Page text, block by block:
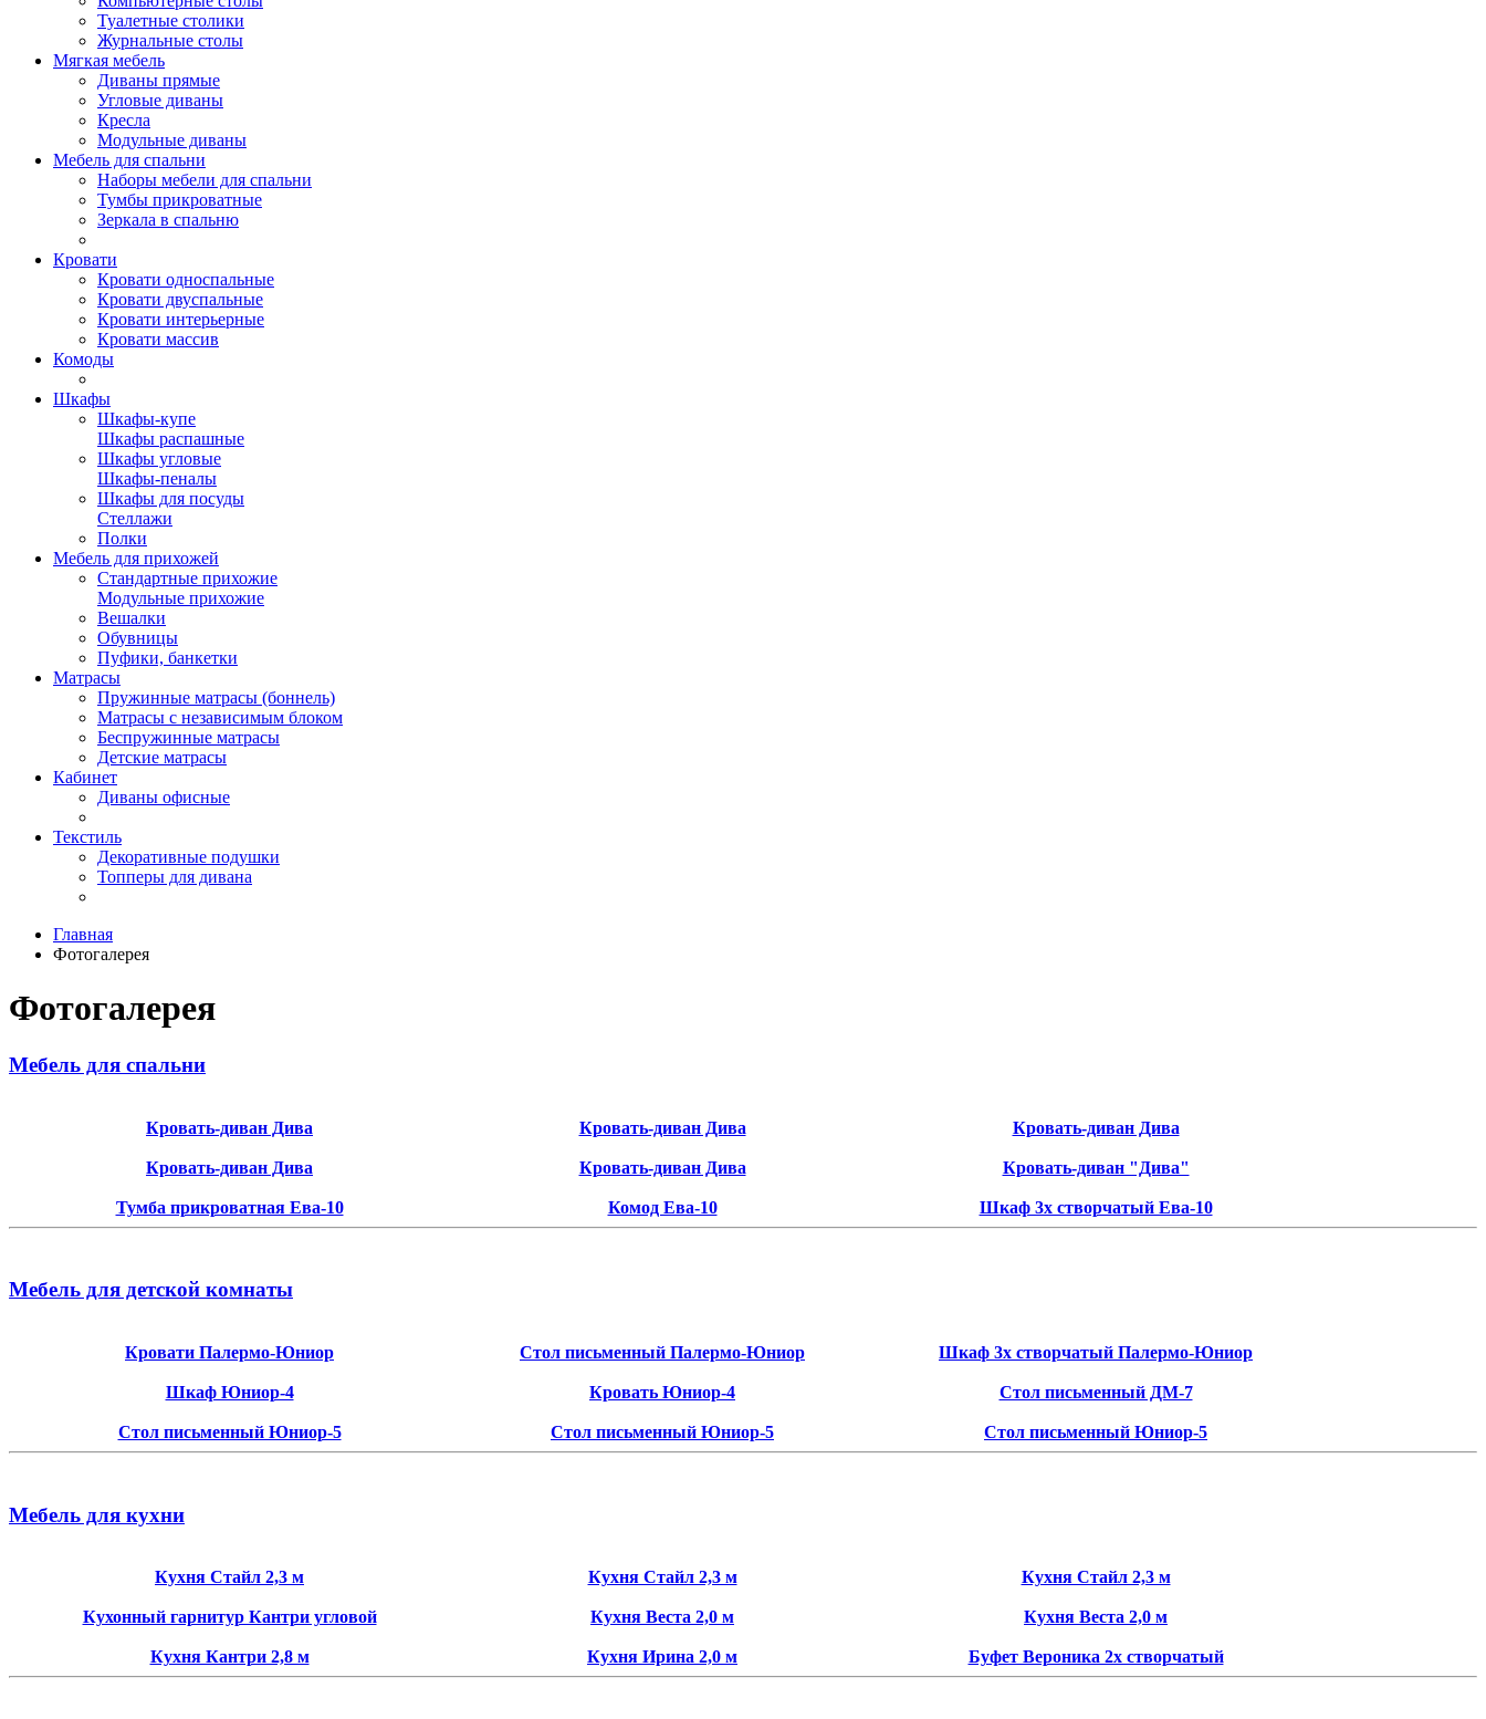
Туалетные столики
Журнальные столы
Мягкая мебель
Диваны прямые
Угловые диваны
Кресла
Модульные диваны
Мебель для спальни
Наборы мебели для спальни
Тумбы прикроватные
Зеркала в спальню
Кровати
Кровати односпальные
Кровати двуспальные
Кровати интерьерные
Кровати массив
Комоды
Шкафы
Шкафы-купе
Шкафы распашные
Шкафы угловые
Шкафы-пеналы
Шкафы для посуды
Стеллажи
Полки
Мебель для прихожей
Стандартные прихожие
Модульные прихожие
Вешалки
Обувницы
Пуфики, банкетки
Матрасы
Пружинные матрасы (боннель)
Матрасы с независимым блоком
Беспружинные матрасы
Детские матрасы
Кабинет
Диваны офисные
Текстиль
Декоративные подушки
Топперы для дивана
Главная
Фотогалерея
Фотогалерея
Мебель для спальни
Кровать-диван Дива Кровать-диван Дива Кровать-диван Дива
Кровать-диван Дива Кровать-диван Дива Кровать-диван "Дива"
Тумба прикроватная Ева-10 Комод Ева-10 Шкаф 3х створчатый Ева-10
Мебель для детской комнаты
Кровати Палермо-Юниор Стол письменный Палермо-Юниор Шкаф 3х створчатый Палермо-Юниор
Шкаф Юниор-4 Кровать Юниор-4 Стол письменный ДМ-7
Стол письменный Юниор-5 Стол письменный Юниор-5 Стол письменный Юниор-5
Мебель для кухни
Кухня Стайл 2,3 м Кухня Стайл 2,3 м Кухня Стайл 2,3 м
Кухонный гарнитур Кантри угловой Кухня Веста 2,0 м Кухня Веста 2,0 м
Кухня Кантри 2,8 м Кухня Ирина 2,0 м Буфет Вероника 2х створчатый